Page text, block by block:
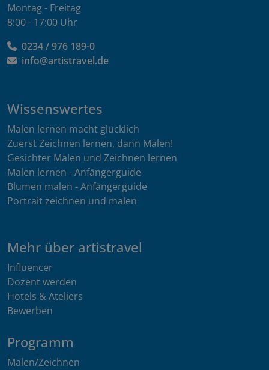
Montag - Freitag
8:00 - 17:00 Uhr
0234 / 976 189-0
info@artistravel.de
Wissenswertes
Malen lernen macht glücklich
Zuerst Zeichnen lernen, dann Malen!
Gesichter Malen und Zeichnen lernen
Malen lernen - Anfängerguide
Blumen malen - Anfängerguide
Portrait zeichnen und malen
Mehr über artistravel
Influencer
Dozent werden
Hotels & Ateliers
Bewerben
Programm
Malen/Zeichnen